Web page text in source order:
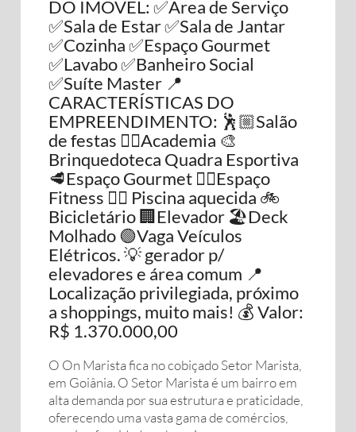
DO IMÓVEL: ✅Área de Serviço
✅Sala de Estar ✅Sala de Jantar
✅Cozinha ✅Espaço Gourmet
✅Lavabo ✅Banheiro Social
✅Suíte Master 📍
CARACTERÍSTICAS DO
EMPREENDIMENTO: 🕺🏼Salão
de festas 🏋️‍♀️Academia 🎨
Brinquedoteca Quadra Esportiva
🥩Espaço Gourmet 🏋️‍♀️Espaço
Fitness 🏊‍♀️ Piscina aquecida 🚲
Bicicletário 🏢Elevador 🏖️Deck
Molhado 🟢Vaga Veículos
Elétricos. 💡 gerador p/
elevadores e área comum 📍
Localização privilegiada, próximo
a shoppings, muito mais! 💰 Valor:
R$ 1.370.000,00
O On Marista fica no cobiçado Setor Marista,
em Goiânia. O Setor Marista é um bairro em
alta demanda por sua estrutura e praticidade,
oferecendo uma vasta gama de comércios,